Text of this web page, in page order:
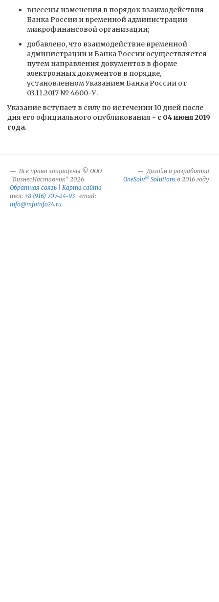
внесены изменения в порядок взаимодействия
Банка России и временной администрации
микрофинансовой организации;
добавлено, что взаимодействие временной
администрации и Банка России осуществляется
путем направления документов в форме
электронных документов в порядке,
установленном Указанием Банка России от
03.11.2017 № 4600-У.
Указание вступает в силу по истечении 10 дней после
дня его официального опубликования - с 04 июня 2019
года.
Все права защищены © ООО
"БизнесНаставник" 2026
Обратная связь
Карта сайта
тел: +8 (916) 707-24-93 email:
info@mfoinfo24.ru
Дизайн и разработка
OneSolv® Solutions в 2016 году